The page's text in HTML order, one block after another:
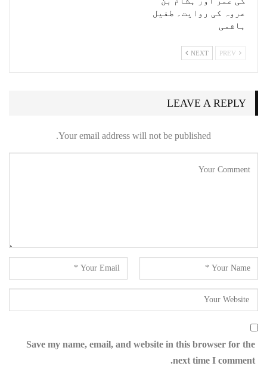
عروہ کی روایت۔ طفیل
ہاشمی
NEXT
LEAVE A REPLY
Your email address will not be published.
Save my name, email, and website in this browser for the
next time I comment.